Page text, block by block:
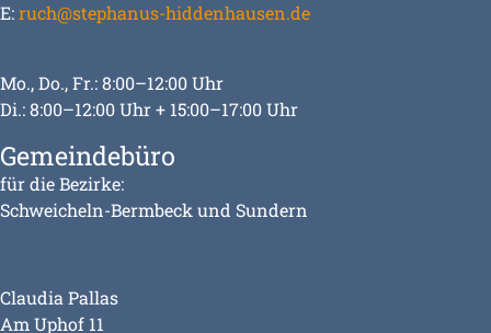
E:ruch@stephanus-hiddenhausen.de
Mo., Do., Fr.: 8:00–12:00 Uhr
Di.: 8:00–12:00 Uhr + 15:00–17:00 Uhr
Gemeindebüro
für die Bezirke:
Schweicheln-Bermbeck und Sundern
Claudia Pallas
Am Uphof 11